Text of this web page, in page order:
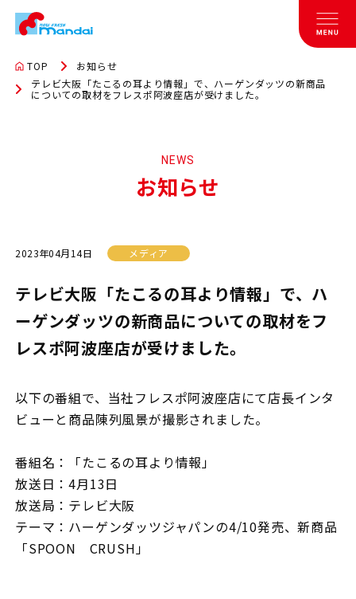
TOP
お知らせ
テレビ大阪「たこるの耳より情報」で、ハーゲンダッツの新商品
についての取材をフレスポ阿波座店が受けました。
NEWS
お知らせ
2023年04月14日 メディア
テレビ大阪「たこるの耳より情報」で、ハ
ーゲンダッツの新商品についての取材をフ
レスポ阿波座店が受けました。
以下の番組で、当社フレスポ阿波座店にて店長インタ
ビューと商品陳列風景が撮影されました。
番組名：「たこるの耳より情報」
放送日：4月13日
放送局：テレビ大阪
テーマ：ハーゲンダッツジャパンの4/10発売、新商品
「SPOON CRUSH」